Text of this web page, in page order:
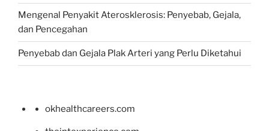
Mengenal Penyakit Aterosklerosis: Penyebab, Gejala,
dan Pencegahan
Penyebab dan Gejala Plak Arteri yang Perlu Diketahui
okhealthcareers.com